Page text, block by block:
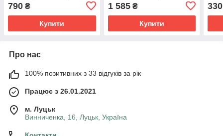
790 ₴
Купити
1 585₴
Купити
330
Про нас
100% позитивних з 33 відгуків за рік
Працює з 26.01.2021
м. Луцьк
Винниченка, 16, Луцьк, Україна